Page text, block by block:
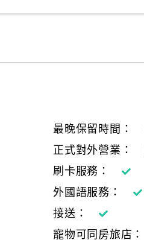
最晚保留時間：
正式對外營業：
刷卡服務：
外國語服務：
接送：
寵物可同房旅店：